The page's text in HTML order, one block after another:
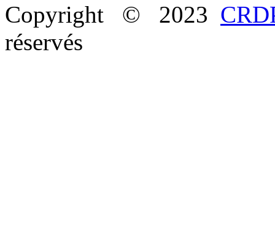
Copyright © 2023
réservés